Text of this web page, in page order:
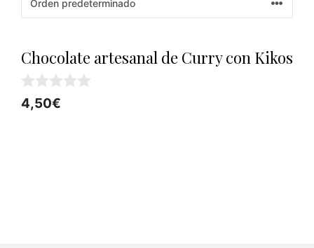
Chocolate artesanal de Curry con Kikos
0
d
4,50€